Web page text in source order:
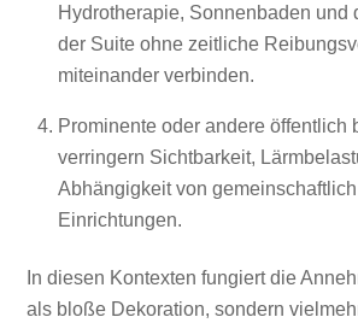
Hydrotherapie, Sonnenbaden und
der Suite ohne zeitliche
miteinander verbinden.
Prominente oder andere öffentlich
verringern Sichtbarkeit,
Abhängigkeit von
Einrichtungen.
In diesen Kontexten fungiert die
als bloße Dekoration, sondern